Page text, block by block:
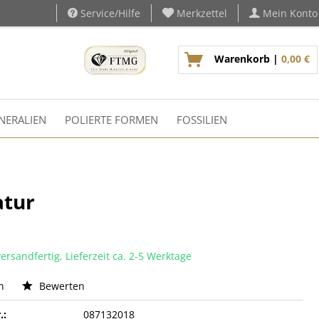
Service/Hilfe Merkzettel Mein Konto
Warenkorb | 0,00 €
POLIERTE FORMEN FOSSILIEN
Lieferzeit ca. 2-5 Werktage
Bewerten
087132018